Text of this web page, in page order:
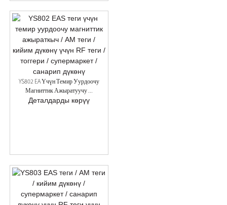
YS802 EA Үчүн Темир Уурдоочу
Магниттик Ажыратуучу ...
Деталдарды көрүү